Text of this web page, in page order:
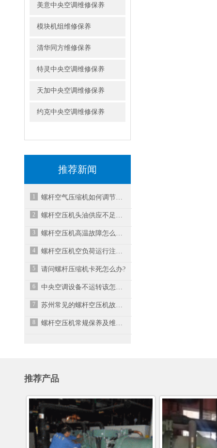
美意中央空调维修保养
模块机组维修保养
清华同方维修保养
特灵中央空调维修保养
天加中央空调维修保养
约克中央空调维修保养
推荐新闻
1 螺杆空气压缩机如何调节气压？
2 螺杆空压机头油供应不足的原因
3 螺杆空压机高温故障怎么解决？
4 螺杆空压机空负荷运行注意事项
5 请问螺杆压缩机卡死怎么办?
6 中央空调设备不运转该怎么处理?
7 苏州常见的螺杆空压机故障维修方法
8 螺杆空压机常规保养及维修时的操作注意事项
推荐产品